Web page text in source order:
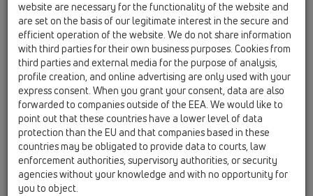
Неръждаем душ-канал без
капак, вертикално оттичане,
за равнинен монтаж,
включващ 2 сифона DN50/75,
принадлежности и монтажен
капак. Монтажна дължина
2000мм
website are necessary for the functionality of the website and
are set on the basis of our legitimate interest in the secure and
efficient operation of the website. We do not share information
with third parties for their own business purposes. Cookies from
third parties and external media for the purpose of analysis,
profile creation, and online advertising are only used with your
express consent. When you grant your consent, data are also
forwarded to companies outside of the EEA. We would like to
point out that these countries have a lower level of data
protection than the EU and that companies based in these
countries may be obligated to provide data to courts, law
enforcement authorities, supervisory authorities, or security
agencies without your knowledge and with no opportunity for
you to object.